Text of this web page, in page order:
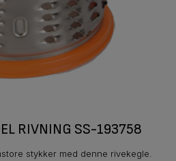
RIVNING SS-193758
stykker med denne rivekegle.